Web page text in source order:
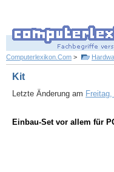
Computerlexikon.Com >
Kit
Letzte Änderung am
Einbau-Set vor allem für